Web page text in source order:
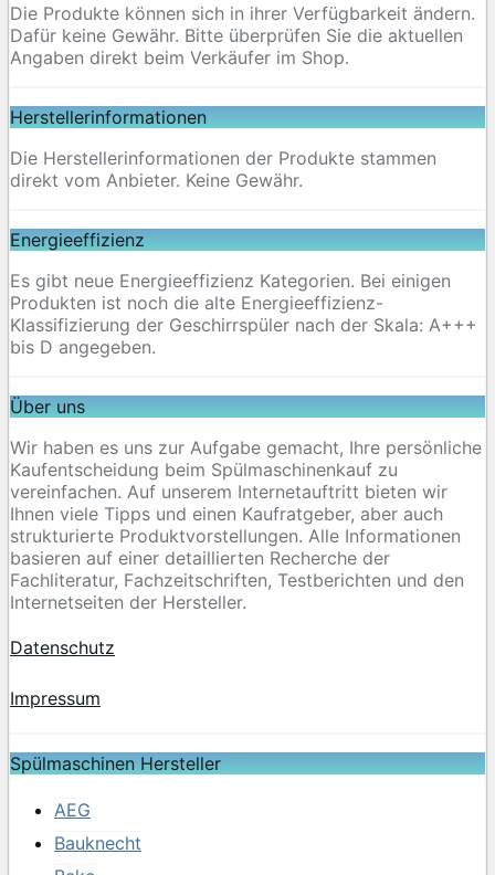
Die Produkte können sich in ihrer Verfügbarkeit ändern.
Dafür keine Gewähr. Bitte überprüfen Sie die aktuellen
Angaben direkt beim Verkäufer im Shop.
Herstellerinformationen
Die Herstellerinformationen der Produkte stammen
direkt vom Anbieter. Keine Gewähr.
Energieeffizienz
Es gibt neue Energieeffizienz Kategorien. Bei einigen
Produkten ist noch die alte Energieeffizienz-
Klassifizierung der Geschirrspüler nach der Skala: A+++
bis D angegeben.
Über uns
Wir haben es uns zur Aufgabe gemacht, Ihre persönliche
Kaufentscheidung beim Spülmaschinenkauf zu
vereinfachen. Auf unserem Internetauftritt bieten wir
Ihnen viele Tipps und einen Kaufratgeber, aber auch
strukturierte Produktvorstellungen. Alle Informationen
basieren auf einer detaillierten Recherche der
Fachliteratur, Fachzeitschriften, Testberichten und den
Internetseiten der Hersteller.
Datenschutz
Impressum
Spülmaschinen Hersteller
AEG
Bauknecht